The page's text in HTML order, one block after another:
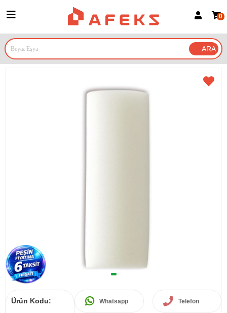
Google İle Bağlan
0
Ürün Kodu: Whatsapp Telefon